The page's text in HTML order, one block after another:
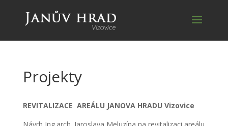
Projekty
REVITALIZACE AREÁLU JANOVA HRADU Vizovice